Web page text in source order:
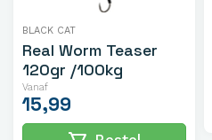
BLACK CAT
Real Worm Teaser
120gr /100kg
Vanaf
15,99